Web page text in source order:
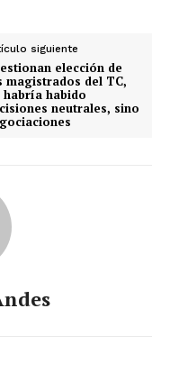
siguiente
elección de
magistrados del TC,
habría habido
neutrales, sino